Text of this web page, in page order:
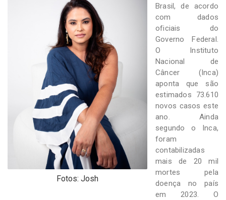
Fotos: Josh
Brasil, de acordo
com dados
oficiais do
Governo Federal.
O Instituto
Nacional de
Câncer (Inca)
aponta que são
estimados 73.610
novos casos este
ano. Ainda
segundo o Inca,
foram
contabilizadas
mais de 20 mil
mortes pela
doença no país
em 2023. O